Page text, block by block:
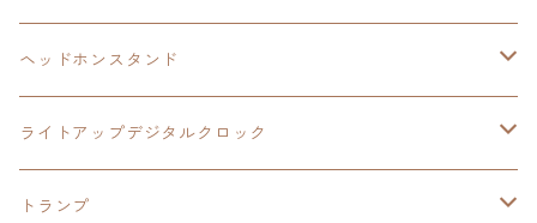
置くだけスピーカー
モバイルバッテリー
碧の軌跡：改
創の軌跡
ケーブルステージ
40周年記念
閃の軌跡Ⅲ
ソーラーパネル
LEDライト付き
イースⅨ
零の軌跡：改
碧の軌跡：改
サンリオ
ワンピース
今日から俺は！！
ヘッドホンスタンド
閃の軌跡Ⅳ
イースⅨ
ライトアップデジタルクロック
閃の軌跡Ⅳ
トランプ